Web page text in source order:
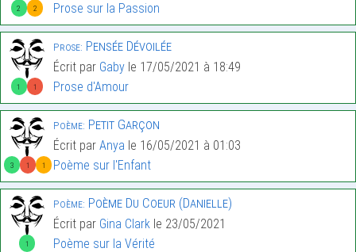
2 2
Prose sur la Passion
1 1
Prose: Pensée Dévoilée
Écrit par Gaby le 17/05/2021 à 18:49
Prose d'Amour
3 1 1
Poème: Petit Garçon
Écrit par Anya le 16/05/2021 à 01:03
Poème sur l'Enfant
1
Poème: Poème Du Coeur (Danielle)
Écrit par Gina Clark le 23/05/2021
Poème sur la Vérité